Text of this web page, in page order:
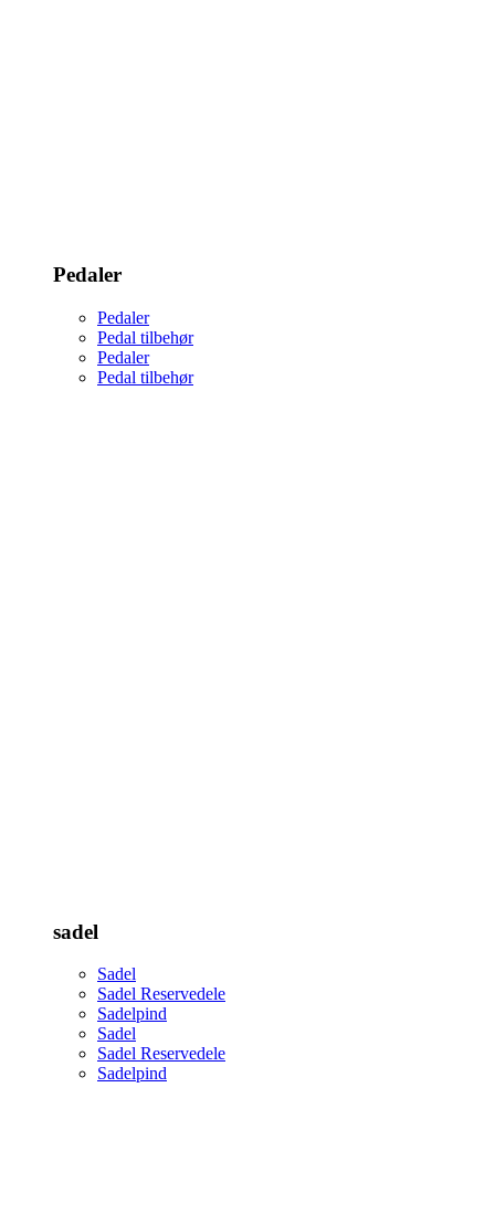
Pedaler
Pedaler
Pedal tilbehør
Pedaler
Pedal tilbehør
sadel
Sadel
Sadel Reservedele
Sadelpind
Sadel
Sadel Reservedele
Sadelpind